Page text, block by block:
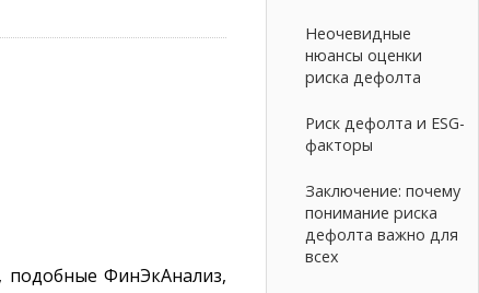
ФинЭкАнализ,
Неочевидные
нюансы оценки
риска дефолта
Риск дефолта и ESG-
факторы
Заключение: почему
понимание риска
дефолта важно для
всех